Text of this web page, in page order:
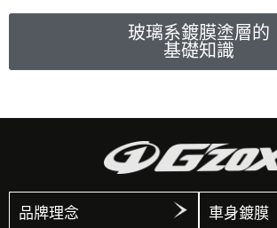
玻璃系鍍膜塗層的
基礎知識
品牌理念 車身鍍膜